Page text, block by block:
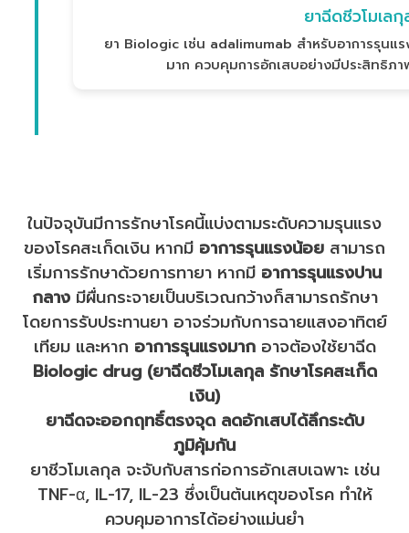
ยาฉีดชีวโมเลกุ
ยา Biologic เช่น adalimumab สำหรับอาการรุนแร
มาก ควบคุมการอักเสบอย่างมีประสิทธิภา
ในปัจจุบันมีการรักษาโรคนี้แบ่งตามระดับความรุนแรง
ของโรคสะเก็ดเงิน หากมี อาการรุนแรงน้อย สามารถ
เริ่มการรักษาด้วยการทายา หากมี อาการรุนแรงปาน
กลางมีผื่นกระจายเป็นบริเวณกว้างก็สามารถรักษา
โดยการรับประทานยา อาจร่วมกับการฉายแสงอาทิตย์
เทียม และหาก อาการรุนแรงมากอาจต้องใช้ยาฉีด
Biologic drug (ยาฉีดชีวโมเลกุล รักษาโรคสะเก็ด
เงิน)
ยาฉีดจะออกฤทธิ์ตรงจุด ลดอักเสบได้ลึกระดับ
ภูมิคุ้มกัน
ยาชีวโมเลกุล จะจับกับสารก่อการอักเสบเฉพาะ เช่น
TNF-α, IL-17, IL-23 ซึ่งเป็นต้นเหตุของโรค ทำให้
ควบคุมอาการได้อย่างแม่นยำ